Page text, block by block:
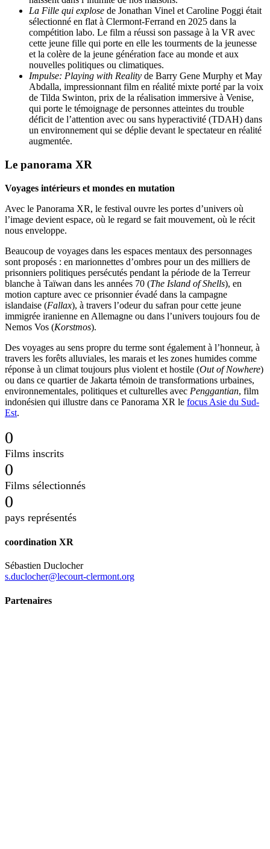
La Fille qui explose de Jonathan Vinel et Caroline Poggi était
sélectionné en flat à Clermont-Ferrand en 2025 dans la
compétition labo. Le film a réussi son passage à la VR avec
cette jeune fille qui porte en elle les tourments de la jeunesse
et la colère de la jeune génération face au monde et aux
nouvelles politiques ou climatiques.
Impulse: Playing with Reality de Barry Gene Murphy et May
Abdalla, impressionnant film en réalité mixte porté par la voix
de Tilda Swinton, prix de la réalisation immersive à Venise,
qui porte le témoignage de personnes atteintes du trouble
déficit de l’attention avec ou sans hyperactivité (TDAH) dans
un environnement qui se déplie devant le spectateur en réalité
augmentée.
Le panorama XR
Voyages intérieurs et mondes en mutation
Avec le Panorama XR, le festival ouvre les portes d’univers où
l’image devient espace, où le regard se fait mouvement, où le récit
nous enveloppe.
Beaucoup de voyages dans les espaces mentaux des personnages
sont proposés : en marionnettes d’ombres pour un des milliers de
prisonniers politiques persécutés pendant la période de la Terreur
blanche à Taïwan dans les années 70 (The Island of Shells), en
motion capture avec ce prisonnier évadé dans la campagne
islandaise (Fallax), à travers l’odeur du safran pour cette jeune
immigrée iranienne en Allemagne ou dans l’univers toujours fou de
Nemos Vos (Korstmos).
Des voyages au sens propre du terme sont également à l’honneur, à
travers les forêts alluviales, les marais et les zones humides comme
réponse à un climat toujours plus violent et hostile (Out of Nowhere)
ou dans ce quartier de Jakarta témoin de transformations urbaines,
environnementales, politiques et culturelles avec Penggantian, film
indonésien qui illustre dans ce Panorama XR le focus Asie du Sud-
Est.
0
Films inscrits
0
Films sélectionnés
0
pays représentés
coordination XR
Sébastien Duclocher
s.duclocher@lecourt-clermont.org
Partenaires